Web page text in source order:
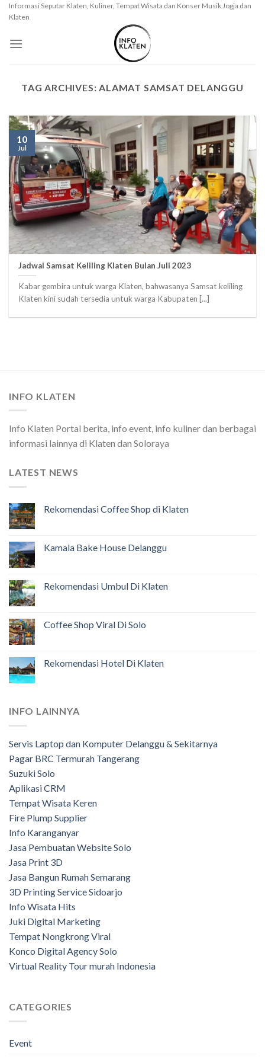
SkipInformasi Seputar Klaten, Kuliner, Tempat Wisata dan Konser Musik Jogja dan
Klaten
TAG ARCHIVES:ALAMAT SAMSAT DELANGGU
Jadwal Samsat Keliling Klaten Bulan Juli 2023
Kabar gembira untuk warga Klaten, bahwasanya Samsat keliling
Klaten kini sudah tersedia untuk warga Kabupaten [...]
10
Jul
INFO KLATEN
Info Klaten Portal berita, info event, info kuliner dan berbagai
informasi lainnya di Klaten dan Soloraya
LATEST NEWS
Rekomendasi Coffee Shop di Klaten
Kamala Bake House Delanggu
Rekomendasi Umbul Di Klaten
Coffee Shop Viral Di Solo
Rekomendasi Hotel Di Klaten
INFO LAINNYA
Servis Laptop dan Komputer Delanggu & Sekitarnya
Pagar BRC Termurah Tangerang
Suzuki Solo
Aplikasi CRM
Tempat Wisata Keren
Fire Plump Supplier
Info Karanganyar
Jasa Pembuatan Website Solo
Jasa Print 3D
Jasa Bangun Rumah Semarang
3D Printing Service Sidoarjo
Info Wisata Hits
Juki Digital Marketing
Tempat Nongkrong Viral
Konco Digital Agency Solo
Virtual Reality Tour murah Indonesia
CATEGORIES
Event